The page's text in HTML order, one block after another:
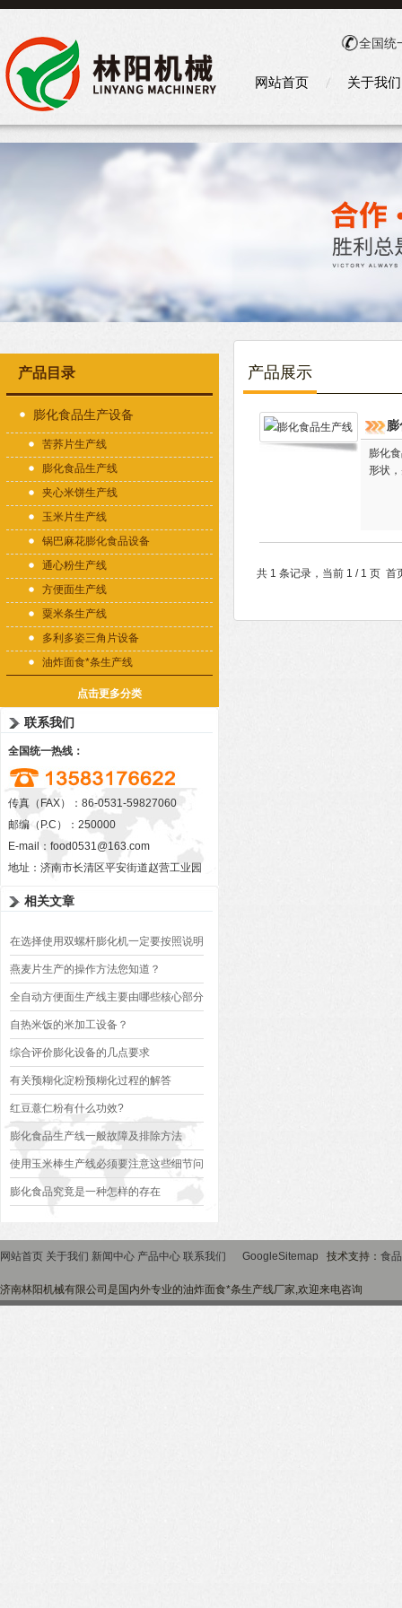
全国统
网站首页 关于我们
产品目录
膨化食品生产设备
苦荞片生产线
膨化食品生产线
夹心米饼生产线
玉米片生产线
锅巴麻花膨化食品设备
通心粉生产线
方便面生产线
粟米条生产线
多利多姿三角片设备
油炸面食*条生产线
点击更多分类
联系我们
全国统一热线：
传真（FAX）：86-0531-59827060
邮编（P.C）：250000
E-mail： food0531@163.com
地址：济南市长清区平安街道赵营工业园
相关文章
在选择使用双螺杆膨化机一定要按照说明
书运用正确的操作方法
燕麦片生产的操作方法您知道？
全自动方便面生产线主要由哪些核心部分
组成？
自热米饭的米加工设备？
综合评价膨化设备的几点要求
有关预糊化淀粉预糊化过程的解答
红豆薏仁粉有什么功效?
膨化食品生产线一般故障及排除方法
使用玉米棒生产线必须要注意这些细节问
题
膨化食品究竟是一种怎样的存在
产品展示
膨化
形状
共 1 条记录，当前 1 / 1 页
网站首页 关于我们 新闻中心 产品中心 联系我们 GoogleSitemap 技术支持： 食
济南林阳机械有限公司是国内外专业的油炸面食*条生产线厂家,欢迎来电咨询